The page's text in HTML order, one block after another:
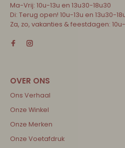
Ma-Vrij: 10u-13u en 13u30-18u30
Di: Terug open! 10u-13u en 13u30-
Za, zo, vakanties & feestdagen:
Ons Verhaal
Onze Winkel
Onze Merken
Onze Voetafdruk